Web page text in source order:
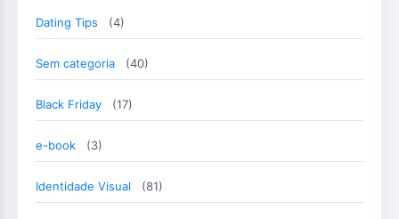
Dating Tips (4)
Sem categoria (40)
Black Friday (17)
e-book (3)
Identidade Visual (81)